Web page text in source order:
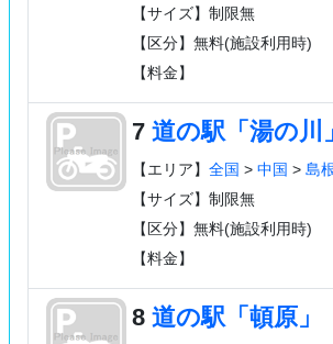
【サイズ】制限無
【区分】無料(施設利用時)
【料金】
7 道の駅「湯の川」
【エリア】 全国 > 中国 > 島
【サイズ】制限無
【区分】無料(施設利用時)
【料金】
8 道の駅「頓原」